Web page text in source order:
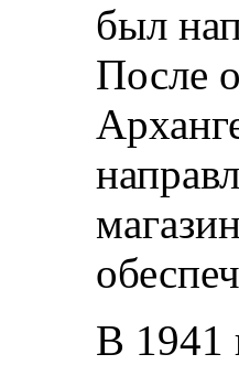
был
После
В 1941